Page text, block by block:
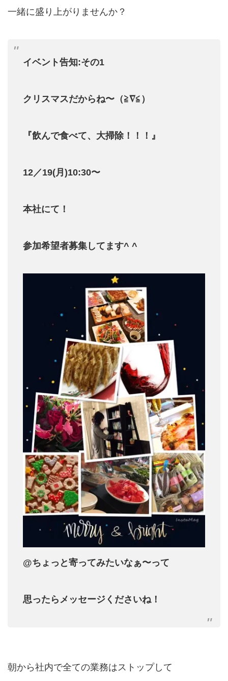
一緒に盛り上がりませんか？
イベント告知:その1
クリスマスだからね〜（≧∇≦）
『飲んで食べて、大掃除！！！』
12／19(月)10:30〜
本社にて！
参加希望者募集してます^ ^
@ちょっと寄ってみたいなぁ〜って
思ったらメッセージくださいね！
朝から社内で全ての業務はストップして